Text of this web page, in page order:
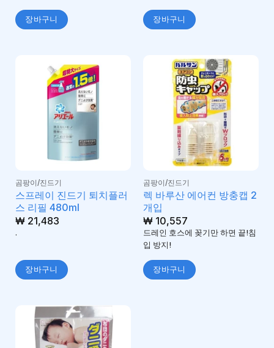
장바구니 장바구니
곰팡이/진드기
스프레이 진드기 퇴치플러
스 리필 480ml
₩21,483
.
장바구니
곰팡이/진드기
렉 바루산 에어컨 방충캡 2
개입
₩10,557
드레인 호스에 꽂기만 하면 끝!침
입 방지!
장바구니